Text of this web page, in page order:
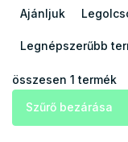
e
m
k
Ajánljuk
Legnépszerűbb
összesen 1 termék
Szűrő bezárása